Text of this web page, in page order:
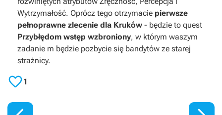
Wytrzymałość. Oprócz tego otrzymacie pierwsze
pełnoprawne zlecenie dla Kruków - będzie to quest
Przybłędom wstęp wzbroniony, w którym waszym
zadanie m będzie pozbycie się bandytów ze starej
strażnicy.
1